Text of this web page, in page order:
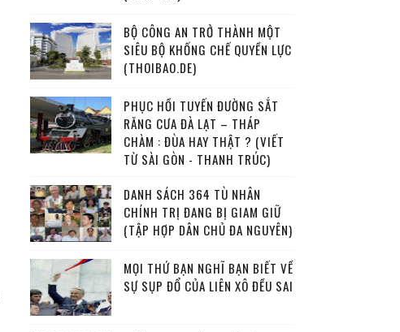
BỘ CÔNG AN TRỞ THÀNH MỘT
SIÊU BỘ KHỐNG CHẾ QUYỀN LỰC
(THOIBAO.DE)
PHỤC HỒI TUYẾN ĐƯỜNG SẮT
RĂNG CƯA ĐÀ LẠT – THÁP
CHÀM : ĐÙA HAY THẬT ? (VIẾT
TỪ SÀI GÒN - THANH TRÚC)
DANH SÁCH 364 TÙ NHÂN
CHÍNH TRỊ ĐANG BỊ GIAM GIỮ
(TẬP HỢP DÂN CHỦ ĐA NGUYÊN)
MỌI THỨ BẠN NGHĨ BẠN BIẾT VỀ
SỰ SỤP ĐỔ CỦA LIÊN XÔ ĐỀU SAI